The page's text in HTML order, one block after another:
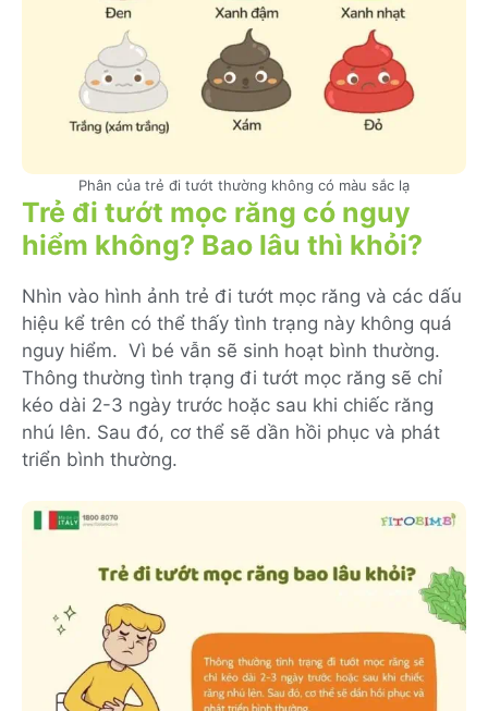
Phân của trẻ đi tướt thường không có màu sắc lạ
Trẻ đi tướt mọc răng có nguy
hiểm không? Bao lâu thì khỏi?
Nhìn vào hình ảnh trẻ đi tướt mọc răng và các dấu
hiệu kể trên có thể thấy tình trạng này không quá
nguy hiểm. Vì bé vẫn sẽ sinh hoạt bình thường.
Thông thường tình trạng đi tướt mọc răng sẽ chỉ
kéo dài 2-3 ngày trước hoặc sau khi chiếc răng
nhú lên. Sau đó, cơ thể sẽ dần hồi phục và phát
triển bình thường.